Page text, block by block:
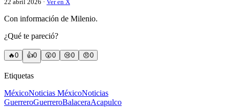
22 abril 2026 · Ver en X
Con información de Milenio.
¿Qué te pareció?
🔥0 👍0 😲0 😢0 😠0
Etiquetas
MéxicoNoticias MéxicoNoticias
GuerreroGuerreroBalaceraAcapulco